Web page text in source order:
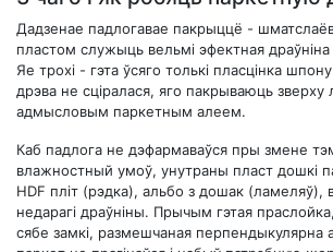
Дадзенае падлогавае пакрыццё -
пластом служыць вельмі эфектная
Яе трохі - гэта ўсяго толькі пласцінка
дрэва не сціралася, яго пакрываюць зверху
адмысловым паркетным алеем.
Каб падлога не дэфармаваўся пры змене
влажностный умоў, унутраны пласт дошкі
HDF пліт (рэдка), альбо з дошак (ламеляў),
недарагі драўніны. Прычым гэтая
сябе замкі, размешчаная